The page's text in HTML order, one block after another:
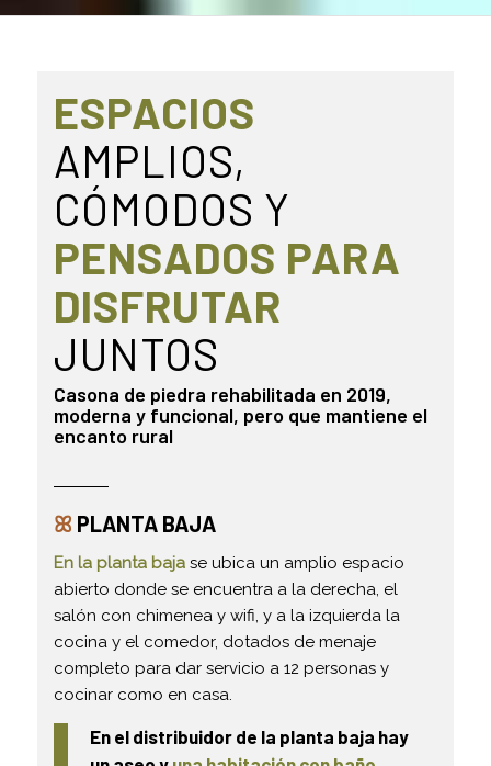
ESPACIOS
AMPLIOS,
CÓMODOS Y
PENSADOS PARA
DISFRUTAR
JUNTOS
Casona de piedra rehabilitada en 2019,
moderna y funcional, pero que mantiene el
encanto rural
ꕤ PLANTA BAJA
En la planta bajase ubica un amplio espacio
abierto donde se encuentra a la derecha, el
salón con chimenea y wifi, y a la izquierda la
cocina y el comedor, dotados de menaje
completo para dar servicio a 12 personas y
cocinar como en casa.
En el distribuidor de la planta baja hay